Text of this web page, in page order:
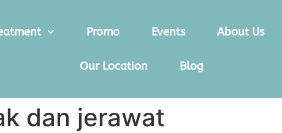
Promo Events About Us
Our Location Blog
dan jerawat